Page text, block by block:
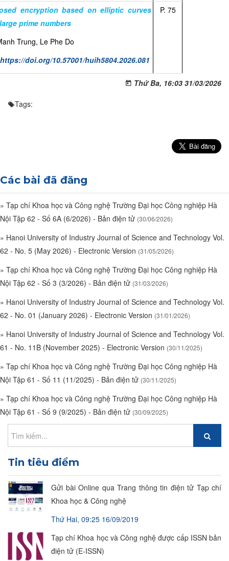
encryption based on elliptic curves
prime numbers
Trung, Le Phe Do
https://doi.org/10.57001/huih5804.2026.081
P. 75
Thứ Ba, 16:03 31/03/2026
Tags:
Các bài đã đăng
» Tạp chí Khoa học và Công nghệ Trường Đại học Công nghiệp Hà
Nội Tập 62 - Số 6A (6/2026) - Bản điện tử (30/06/2026)
» Hanoi University of Industry Journal of Science and Technology Vol.
62 - No. 5 (May 2026) - Electronic Version (31/05/2026)
» Tạp chí Khoa học và Công nghệ Trường Đại học Công nghiệp Hà
Nội Tập 62 - Số 3 (3/2026) - Bản điện tử (31/03/2026)
» Hanoi University of Industry Journal of Science and Technology Vol.
62 - No. 01 (January 2026) - Electronic Version (31/01/2026)
» Hanoi University of Industry Journal of Science and Technology Vol.
61 - No. 11B (November 2025) - Electronic Version (30/11/2025)
» Tạp chí Khoa học và Công nghệ Trường Đại học Công nghiệp Hà
Nội Tập 61 - Số 11 (11/2025) - Bản điện tử (30/11/2025)
» Tạp chí Khoa học và Công nghệ Trường Đại học Công nghiệp Hà
Nội Tập 61 - Số 9 (9/2025) - Bản điện tử (30/09/2025)
Tin tiêu điểm
Gửi bài Online qua Trang thông tin điện tử Tạp chí
Khoa học & Công nghệ
Thứ Hai, 09:25 16/09/2019
Tạp chí Khoa học và Công nghệ được cấp ISSN bản
điện tử (E-ISSN)